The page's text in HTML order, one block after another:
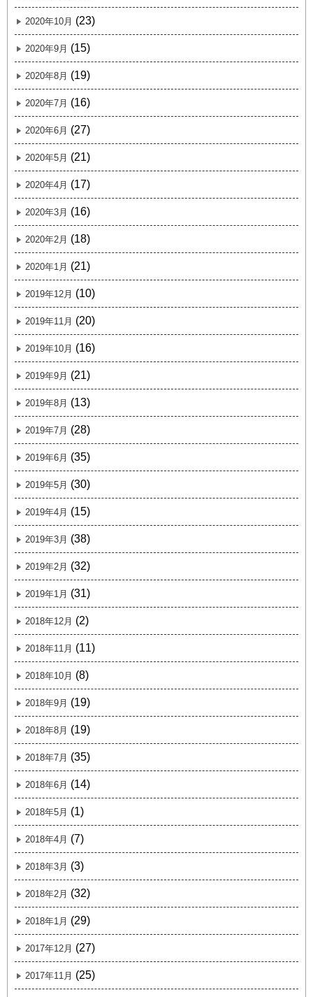
2020年10月 (23)
2020年9月 (15)
2020年8月 (19)
2020年7月 (16)
2020年6月 (27)
2020年5月 (21)
2020年4月 (17)
2020年3月 (16)
2020年2月 (18)
2020年1月 (21)
2019年12月 (10)
2019年11月 (20)
2019年10月 (16)
2019年9月 (21)
2019年8月 (13)
2019年7月 (28)
2019年6月 (35)
2019年5月 (30)
2019年4月 (15)
2019年3月 (38)
2019年2月 (32)
2019年1月 (31)
2018年12月 (2)
2018年11月 (11)
2018年10月 (8)
2018年9月 (19)
2018年8月 (19)
2018年7月 (35)
2018年6月 (14)
2018年5月 (1)
2018年4月 (7)
2018年3月 (3)
2018年2月 (32)
2018年1月 (29)
2017年12月 (27)
2017年11月 (25)